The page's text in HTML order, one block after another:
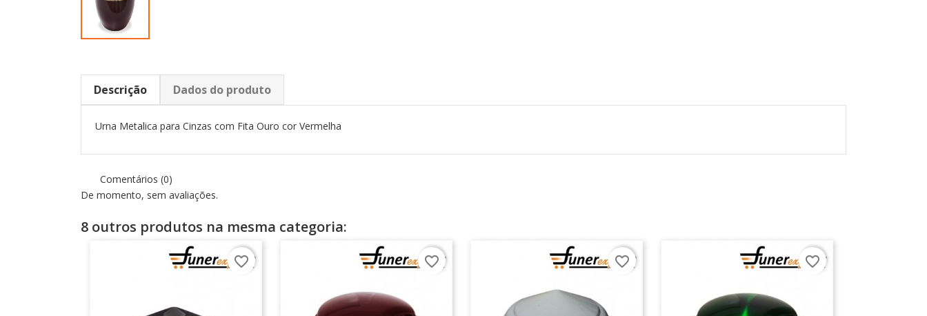
Descrição Dados do produto
Urna Metalica para Cinzas com Fita Ouro cor Vermelha
Comentários (0)
De momento, sem avaliações.
8 outros produtos na mesma categoria:
favorite_border favorite_border favorite_border favorite_border